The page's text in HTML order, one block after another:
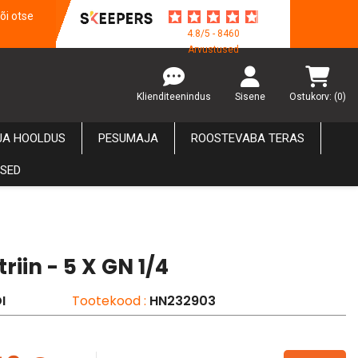
otse
4.8/5 - 8460
Arvustused
Klienditeenindus Sisene Ostukorv: (0)
HOOLDUS PESUMAJA ROOSTEVABA TERAS
- 5 X GN 1/4
Tootekood : HN232903